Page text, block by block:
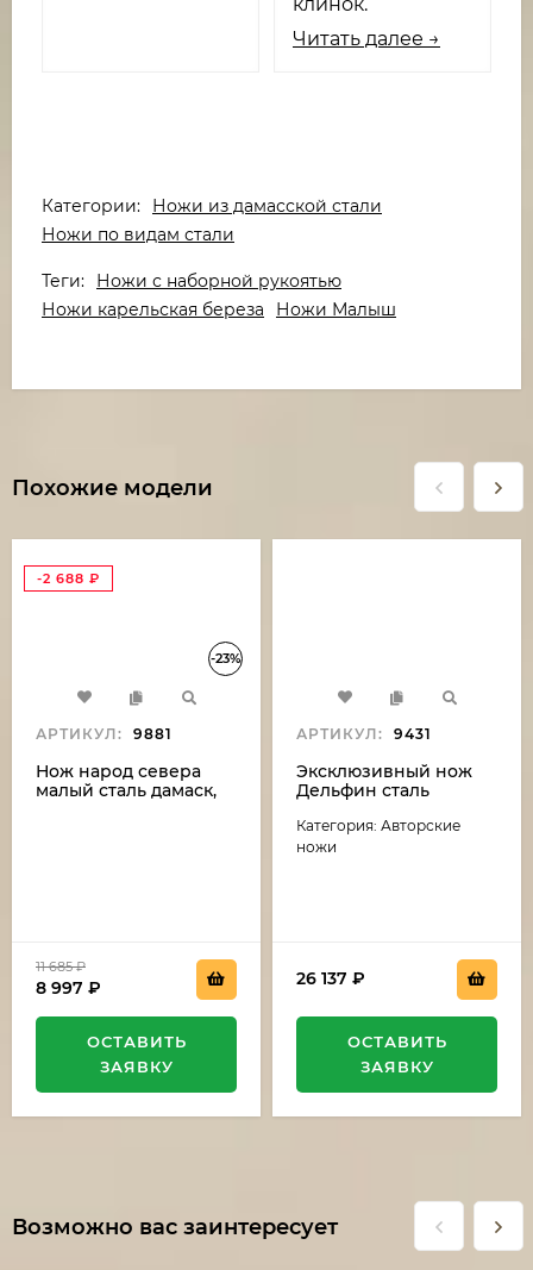
Читать далее →
Категории:
Ножи из дамасской стали
Ножи по видам стали
Теги:
Ножи с наборной рукоятью
Ножи карельская береза
Ножи Малыш
Похожие модели
-23%
-2 688 ₽
АРТИКУЛ: 9881
Нож народ севера
малый сталь дамаск,
11 685₽
8 997 ₽
ОСТАВИТЬ
ЗАЯВКУ
АРТИКУЛ: 9431
Эксклюзивный нож
Дельфин сталь
(никелирование),
рукоять резная,
Категория: Авторские
ножи
26 137 ₽
ОСТАВИТЬ
ЗАЯВКУ
Возможно вас заинтересует